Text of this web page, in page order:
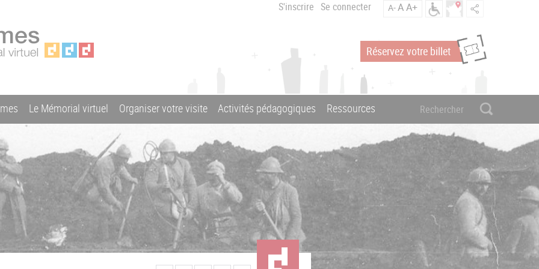
S'inscrire Se connecter A-AA+
Réservez votre billet
Le Mémorial virtuel Organiser votre visite Activités pédagogiques Ressources